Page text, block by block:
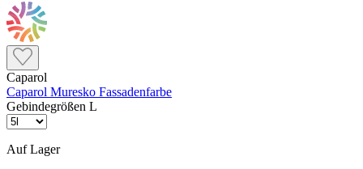
Caparol
Caparol Muresko Fassadenfarbe
Gebindegrößen L
Auf Lager